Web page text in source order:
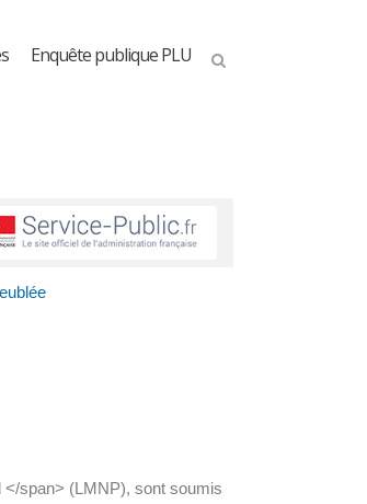
Enquête publique PLU
</span> (LMNP), sont soumis